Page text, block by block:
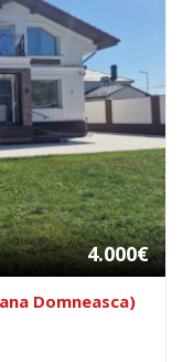
4.000€
Domneasca)